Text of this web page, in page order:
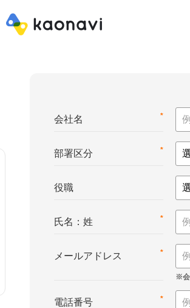
*
会社名
*
部署区分
役職
*
氏名：姓
*
メールアドレス
*
電話番号